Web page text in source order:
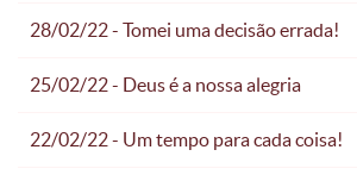
28/02/22 - Tomei uma decisão errada!
25/02/22 - Deus é a nossa alegria
22/02/22 - Um tempo para cada coisa!